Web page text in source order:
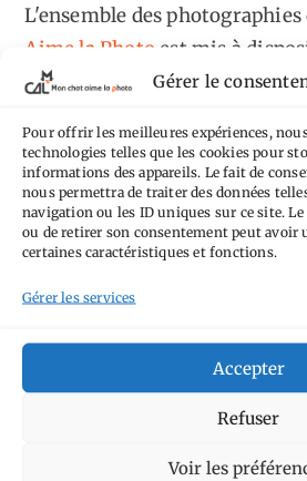
Gérer le
Pour offrir les meilleures expériences,
technologies telles que les cookies pour
informations des appareils. Le fait de
nous permettra de traiter des données
navigation ou les ID uniques sur ce site.
ou de retirer son consentement peut avoir
certaines caractéristiques et fonctions.
Gérer les services
Accepter
Refuser
Voir les
L'ensemble des photographies
Aime la Photo est mis à
termes de la
licence Creative
Pas de Modification 4.0
Fondé(e) sur une œuvre de
Tags
AilleursAimez-vous bordel
Anti tourismeBarBelgique
CircuitDanemark